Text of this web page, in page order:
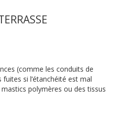
(comme les conduits de
si l’étanchéité est mal
polymères ou des tissus